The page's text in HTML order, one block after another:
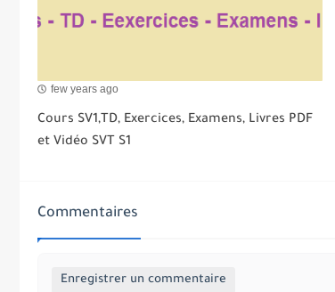
few years ago
Cours SV1,TD, Exercices, Examens, Livres PDF
et Vidéo SVT S1
Commentaires
Enregistrer un commentaire